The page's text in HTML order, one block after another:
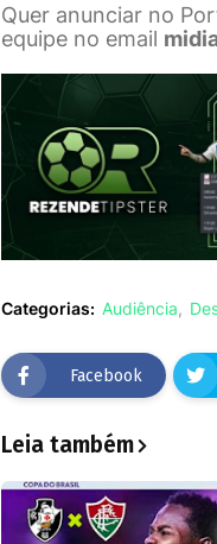
Quer anunciar no
equipe no email
Categorias: Audiência
Facebook
Leia também